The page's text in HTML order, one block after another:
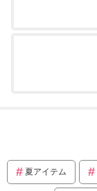
夏アイテム